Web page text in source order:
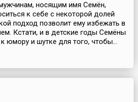
носящим имя Семён,
к себе с некоторой долей
подход позволит ему избежать в
Кстати, и в детские годы Семёны
юмору и шутке для того, чтобы...